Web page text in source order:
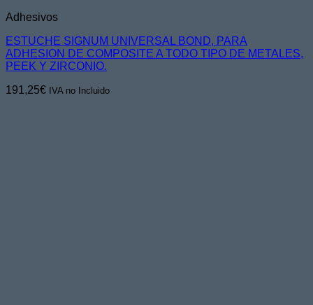
Adhesivos
ESTUCHE SIGNUM UNIVERSAL BOND, PARA
ADHESION DE COMPOSITE A TODO TIPO DE METALES,
PEEK Y ZIRCONIO.
191,25€ IVA no Incluido